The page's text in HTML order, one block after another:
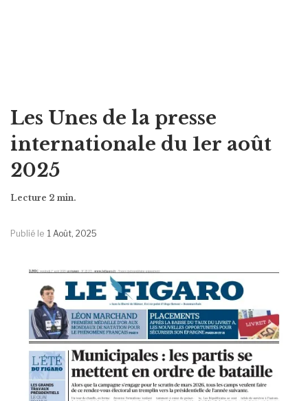
Les Unes de la presse
internationale du 1er août
2025
Publié le 1 Août, 2025